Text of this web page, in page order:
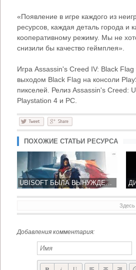
«Появление в игре каждого из
ресурсов, каждая деталь города
кооперативному режиму. Мы не
снизили бы качество геймплея».
Игра Assassin's Creed IV: Black
выходом Black Flag на консоли
пикселей. Релиз Assassin's Creed:
Playstation 4 и РС.
ПОХОЖИЕ СТАТЬИ РЕСУРСА
UBISOFT БЫЛА ВЫНУЖДЕНА ОТКАЗАТЬСЯ ОТ ВЫСОКОЙ ЧАСТОТЫ КАДРОВ
Добавления комментария: